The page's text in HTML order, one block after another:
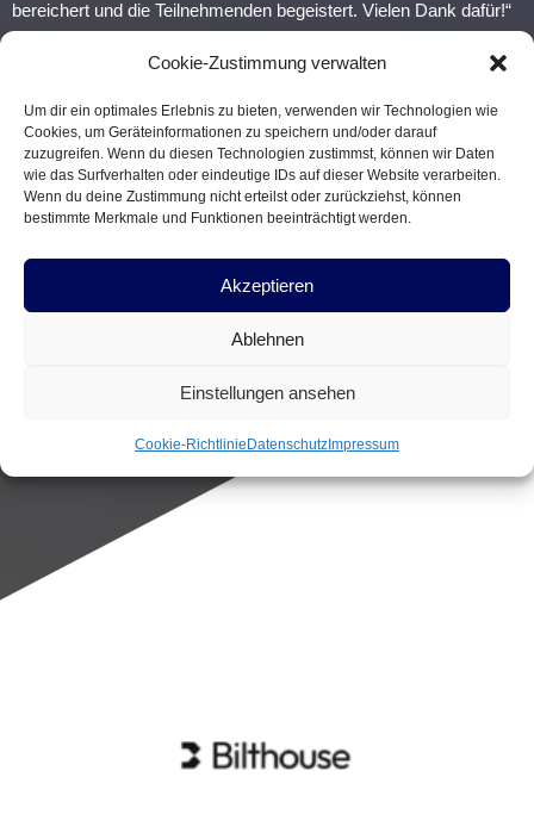
Cookie-Zustimmung verwalten
Um dir ein optimales Erlebnis zu bieten, verwenden wir Technologien wie
Cookies, um Geräteinformationen zu speichern und/oder darauf
zuzugreifen. Wenn du diesen Technologien zustimmst, können wir Daten
wie das Surfverhalten oder eindeutige IDs auf dieser Website verarbeiten.
Wenn du deine Zustimmung nicht erteilst oder zurückziehst, können
bestimmte Merkmale und Funktionen beeinträchtigt werden.
Akzeptieren
Ablehnen
Einstellungen ansehen
Cookie-Richtlinie Datenschutz Impressum
bereichert und die Teilnehmenden begeistert. Vielen Dank dafür!“
JULIANE FENSKE, EXECUTIVE DIRECTOR,
HANSECOM PUBLIC TRANSPORT